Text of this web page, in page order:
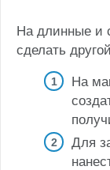
На длинные и
сделать
На
Для